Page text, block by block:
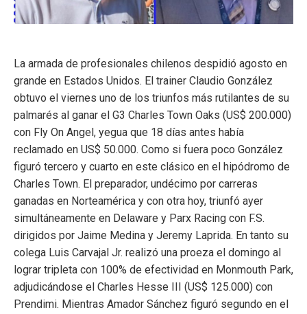
La armada de profesionales chilenos despidió agosto en
grande en Estados Unidos. El trainer Claudio González
obtuvo el viernes uno de los triunfos más rutilantes de su
palmarés al ganar el G3 Charles Town Oaks (US$ 200.000)
con Fly On Angel, yegua que 18 días antes había
reclamado en US$ 50.000. Como si fuera poco González
figuró tercero y cuarto en este clásico en el hipódromo de
Charles Town. El preparador, undécimo por carreras
ganadas en Norteamérica y con otra hoy, triunfó ayer
simultáneamente en Delaware y Parx Racing con F.S.
dirigidos por Jaime Medina y Jeremy Laprida. En tanto su
colega Luis Carvajal Jr. realizó una proeza el domingo al
lograr tripleta con 100% de efectividad en Monmouth Park,
adjudicándose el Charles Hesse III (US$ 125.000) con
Prendimi. Mientras Amador Sánchez figuró segundo en el